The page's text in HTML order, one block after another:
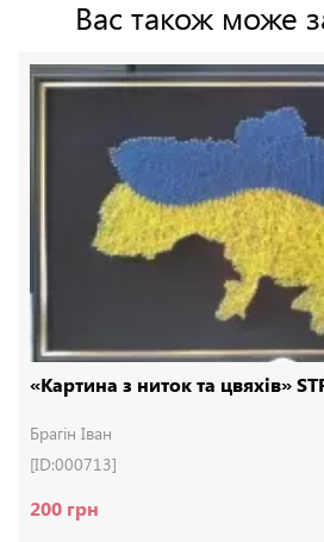
Вас також може
«Картина з ниток та цвяхів»
Брагін Іван
[ID:000713]
200 грн